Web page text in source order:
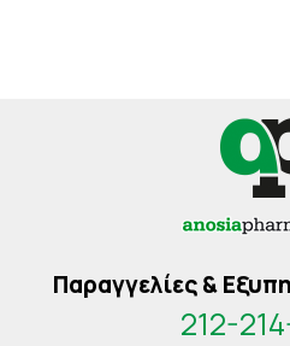
Παραγγελίες &
212-